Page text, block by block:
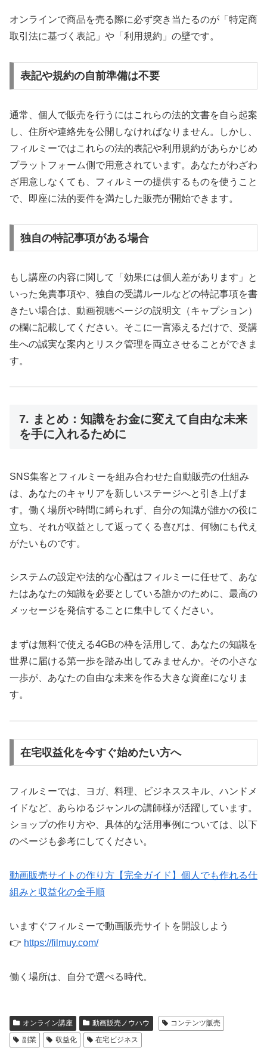
オンラインで商品を売る際に必ず突き当たるのが「特定商
取引法に基づく表記」や「利用規約」の壁です。
表記や規約の自前準備は不要
通常、個人で販売を行うにはこれらの法的文書を自ら起案
し、住所や連絡先を公開しなければなりません。しかし、
フィルミーではこれらの法的表記や利用規約があらかじめ
プラットフォーム側で用意されています。あなたがわざわ
ざ用意しなくても、フィルミーの提供するものを使うこと
で、即座に法的要件を満たした販売が開始できます。
独自の特記事項がある場合
もし講座の内容に関して「効果には個人差があります」と
いった免責事項や、独自の受講ルールなどの特記事項を書
きたい場合は、動画視聴ページの説明文（キャプション）
の欄に記載してください。そこに一言添えるだけで、受講
生への誠実な案内とリスク管理を両立させることができま
す。
7. まとめ：知識をお金に変えて自由な未来
を手に入れるために
SNS集客とフィルミーを組み合わせた自動販売の仕組み
は、あなたのキャリアを新しいステージへと引き上げま
す。働く場所や時間に縛られず、自分の知識が誰かの役に
立ち、それが収益として返ってくる喜びは、何物にも代え
がたいものです。
システムの設定や法的な心配はフィルミーに任せて、あな
たはあなたの知識を必要としている誰かのために、最高の
メッセージを発信することに集中してください。
まずは無料で使える4GBの枠を活用して、あなたの知識を
世界に届ける第一歩を踏み出してみませんか。その小さな
一歩が、あなたの自由な未来を作る大きな資産になりま
す。
在宅収益化を今すぐ始めたい方へ
フィルミーでは、ヨガ、料理、ビジネススキル、ハンドメ
イドなど、あらゆるジャンルの講師様が活躍しています。
ショップの作り方や、具体的な活用事例については、以下
のページも参考にしてください。
動画販売サイトの作り方【完全ガイド】個人でも作れる仕
組みと収益化の全手順
いますぐフィルミーで動画販売サイトを開設しよう
👉 https://filmuy.com/
働く場所は、自分で選べる時代。
オンライン講座 動画販売ノウハウ
コンテンツ販売
副業
収益化 在宅ビジネス